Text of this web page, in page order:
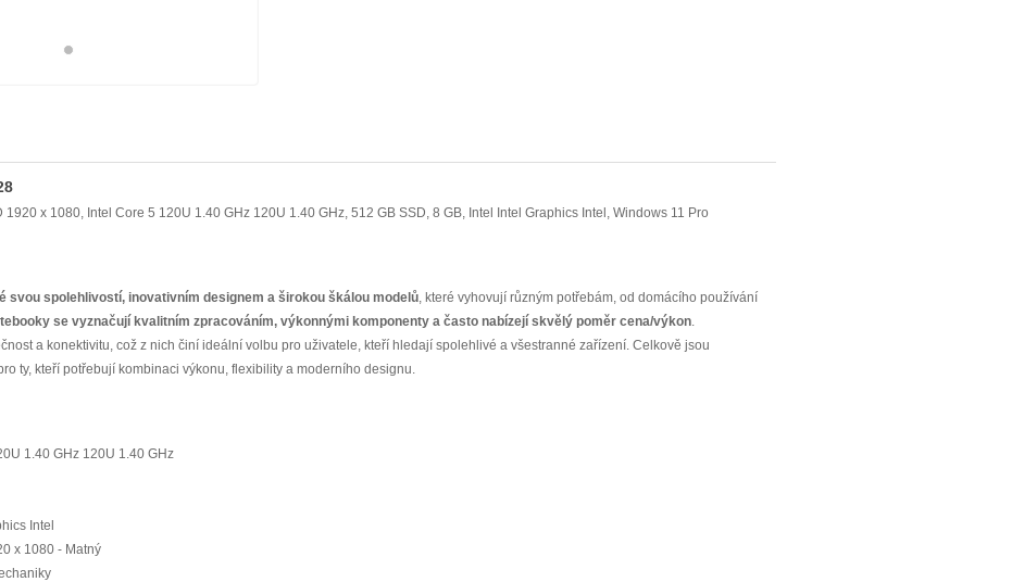
x 1080, Intel Core 5 120U 1.40 GHz 120U 1.40 GHz, 512 GB SSD, 8 GB, Intel Intel Graphics Intel, Windows 11 Pro
svou spolehlivostí, inovativním designem a širokou škálou modelů, které vyhovují různým potřebám, od domácího používání
se vyznačují kvalitním zpracováním, výkonnými komponenty a často nabízejí skvělý poměr cena/výkon.
a konektivitu, což z nich činí ideální volbu pro uživatele, kteří hledají spolehlivé a všestranné zařízení. Celkově jsou
ty, kteří potřebují kombinaci výkonu, flexibility a moderního designu.
1.40 GHz 120U 1.40 GHz
Intel
x 1080 - Matný